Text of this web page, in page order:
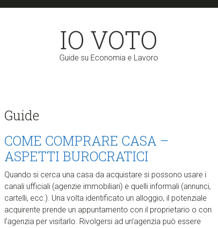
Skip
Skip
IO VOTO
Guide su Economia e Lavoro
Guide
COME COMPRARE CASA –
ASPETTI BUROCRATICI
Quando si cerca una casa da acquistare si possono usare i
canali ufficiali (agenzie immobiliari) e quelli informali (annunci,
cartelli, ecc.). Una volta identificato un alloggio, il potenziale
acquirente prende un appuntamento con il proprietario o con
l’agenzia per visitarlo. Rivolgersi ad un’agenzia può essere